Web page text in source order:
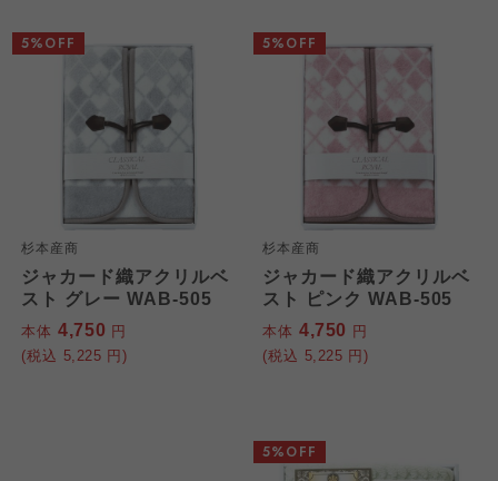
杉本産商
ジャカード織アクリルベ
スト グレー WAB-505
本体 4,750 円
(税込 5,225 円)
5%OFF
杉本産商
ジャカード織アクリルベ
スト ピンク WAB-505
本体 4,750 円
(税込 5,225 円)
5%OFF
5%OFF